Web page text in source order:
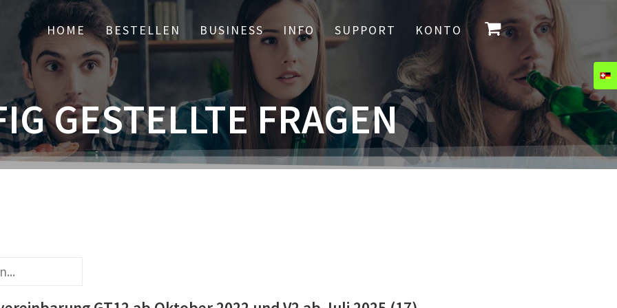
HOME BESTELLEN BUSINESS INFO SUPPORT KONTO
GESTELLTE FRAGEN